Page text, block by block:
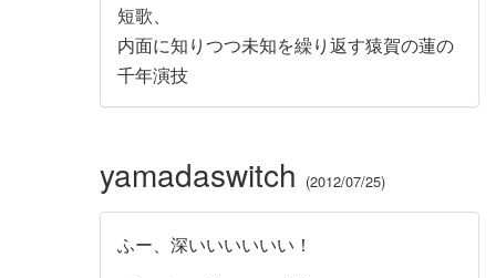
短歌、
内面に知りつつ未知を繰り返す猿賀の蓮の
千年演技
yamadaswitch 2012/07/25
ふー、深いいいいいい！